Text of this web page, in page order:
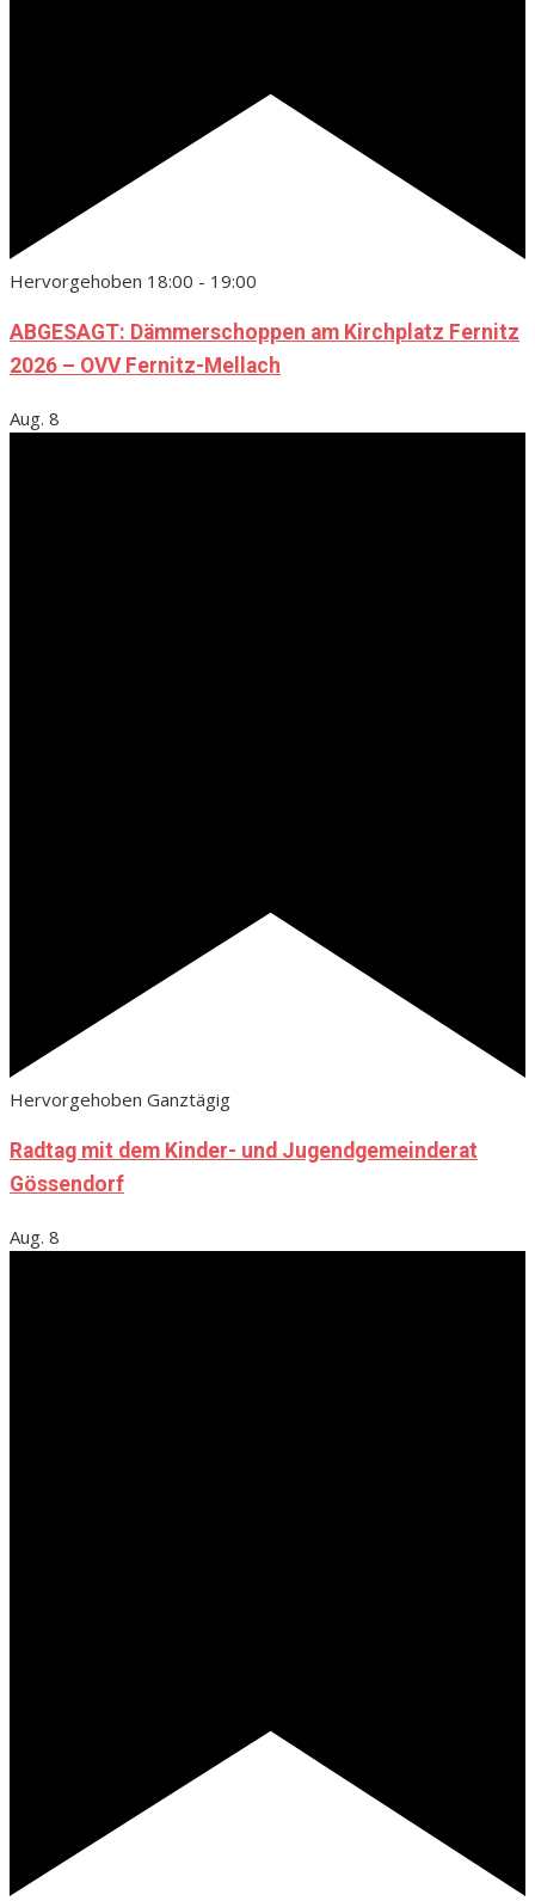
Hervorgehoben 18:00 - 19:00
ABGESAGT: Dämmerschoppen am Kirchplatz Fernitz
2026 – OVV Fernitz-Mellach
Aug. 8
Hervorgehoben Ganztägig
Radtag mit dem Kinder- und Jugendgemeinderat
Gössendorf
Aug. 8